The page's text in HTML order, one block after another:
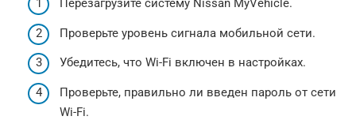
Перезагрузите систему Nissan MyVehicle.
Проверьте уровень сигнала мобильной сети.
Убедитесь, что Wi-Fi включен в настройках.
Проверьте, правильно ли введен пароль от сети
Wi-Fi.